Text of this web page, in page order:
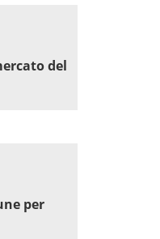
del
per